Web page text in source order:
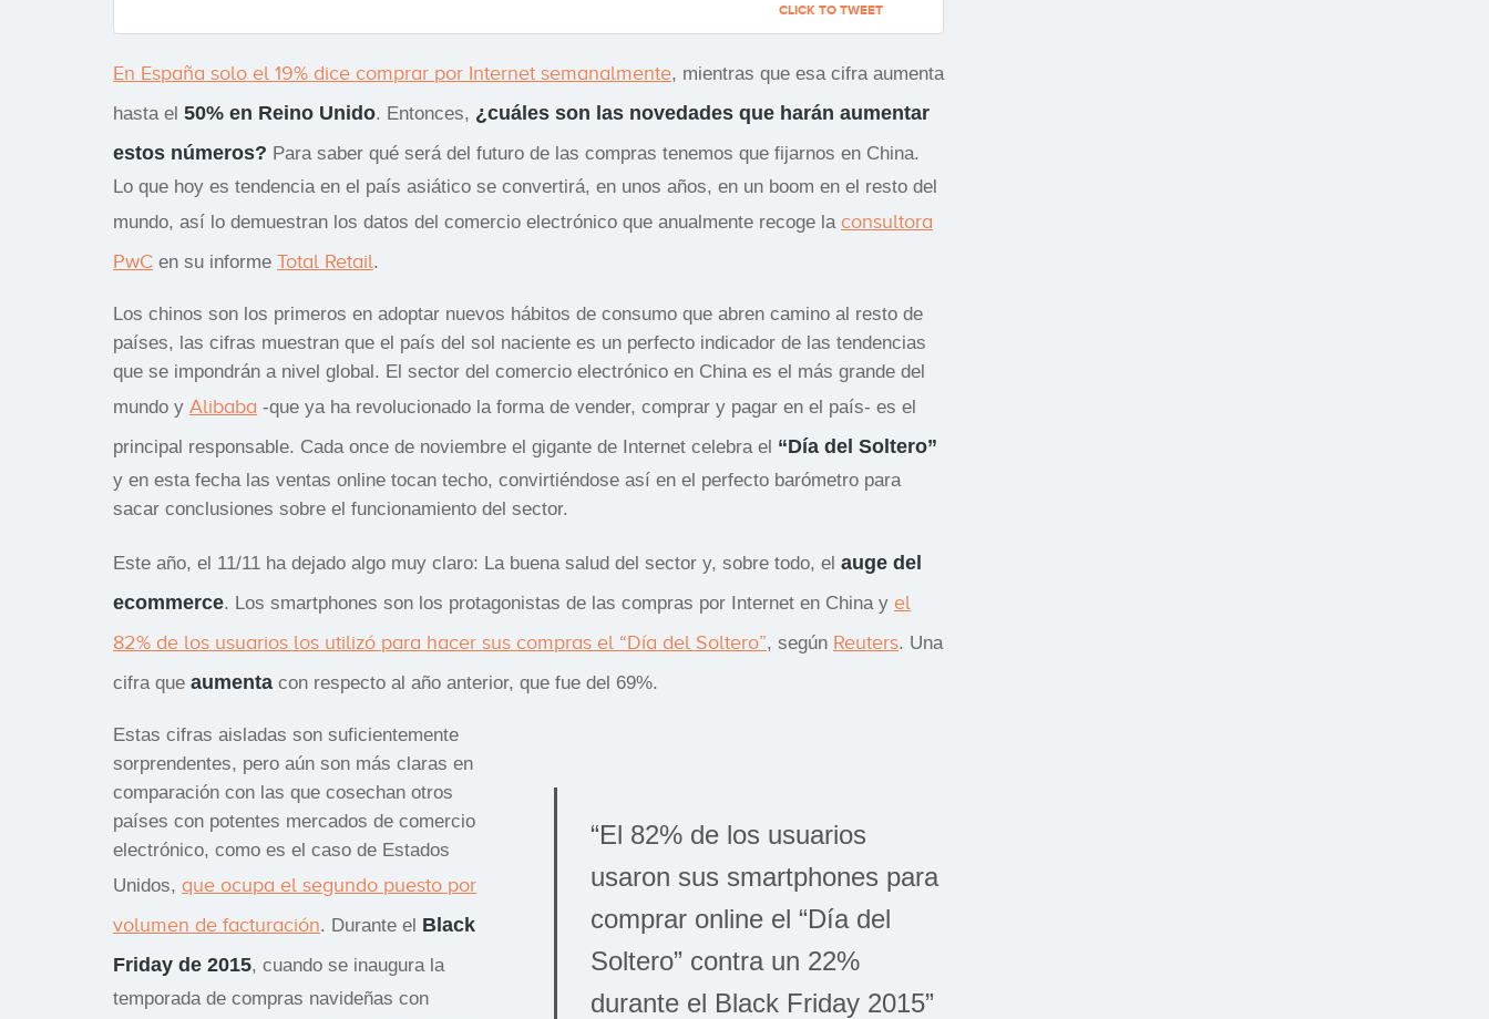
CLICK TO TWEET
En España solo el 19% dice comprar por Internet semanalmente, mientras que esa cifra aumenta
hasta el 50% en Reino Unido. Entonces, ¿cuáles son las novedades que harán aumentar
estos números? Para saber qué será del futuro de las compras tenemos que fijarnos en China.
Lo que hoy es tendencia en el país asiático se convertirá, en unos años, en un boom en el resto del
mundo, así lo demuestran los datos del comercio electrónico que anualmente recoge la consultora
PwC en su informe Total Retail.
Los chinos son los primeros en adoptar nuevos hábitos de consumo que abren camino al resto de
países, las cifras muestran que el país del sol naciente es un perfecto indicador de las tendencias
que se impondrán a nivel global. El sector del comercio electrónico en China es el más grande del
mundo y Alibaba -que ya ha revolucionado la forma de vender, comprar y pagar en el país- es el
principal responsable. Cada once de noviembre el gigante de Internet celebra el “Día del Soltero”
y en esta fecha las ventas online tocan techo, convirtiéndose así en el perfecto barómetro para
sacar conclusiones sobre el funcionamiento del sector.
Este año, el 11/11 ha dejado algo muy claro: La buena salud del sector y, sobre todo, el auge del
ecommerce. Los smartphones son los protagonistas de las compras por Internet en China y el
82% de los usuarios los utilizó para hacer sus compras el “Día del Soltero”, según Reuters. Una
cifra que aumenta con respecto al año anterior, que fue del 69%.
“El 82% de los usuarios
usaron sus smartphones para
comprar online el “Día del
Soltero” contra un 22%
durante el Black Friday 2015”
Estas cifras aisladas son suficientemente
sorprendentes, pero aún son más claras en
comparación con las que cosechan otros
países con potentes mercados de comercio
electrónico, como es el caso de Estados
Unidos, que ocupa el segundo puesto por
volumen de facturación. Durante el Black
Friday de 2015, cuando se inaugura la
temporada de compras navideñas con